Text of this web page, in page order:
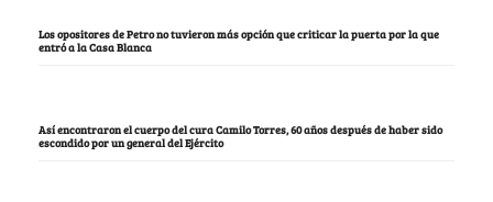
Los opositores de Petro no tuvieron más opción que criticar la puerta por la que
entró a la Casa Blanca
Así encontraron el cuerpo del cura Camilo Torres, 60 años después de haber sido
escondido por un general del Ejército